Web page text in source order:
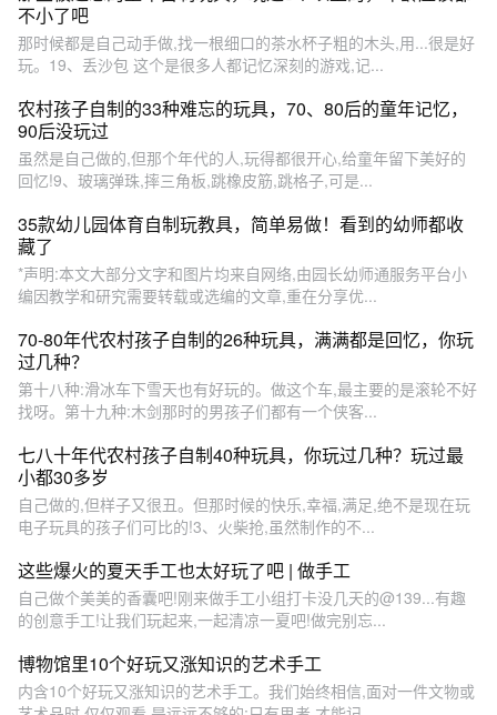
不小了吧
那时候都是自己动手做,找一根细口的茶水杯子粗的木头,用...很是好
玩。19、丢沙包 这个是很多人都记忆深刻的游戏,记...
农村孩子自制的33种难忘的玩具，70、80后的童年记忆，
90后没玩过
虽然是自己做的,但那个年代的人,玩得都很开心,给童年留下美好的
回忆!9、玻璃弹珠,摔三角板,跳橡皮筋,跳格子,可是...
35款幼儿园体育自制玩教具，简单易做！看到的幼师都收
藏了
*声明:本文大部分文字和图片均来自网络,由园长幼师通服务平台小
编因教学和研究需要转载或选编的文章,重在分享优...
70-80年代农村孩子自制的26种玩具，满满都是回忆，你玩
过几种？
第十八种:滑冰车下雪天也有好玩的。做这个车,最主要的是滚轮不好
找呀。第十九种:木剑那时的男孩子们都有一个侠客...
七八十年代农村孩子自制40种玩具，你玩过几种？玩过最
小都30多岁
自己做的,但样子又很丑。但那时候的快乐,幸福,满足,绝不是现在玩
电子玩具的孩子们可比的!3、火柴抢,虽然制作的不...
这些爆火的夏天手工也太好玩了吧 | 做手工
自己做个美美的香囊吧!刚来做手工小组打卡没几天的@139...有趣
的创意手工!让我们玩起来,一起清凉一夏吧!做完别忘...
博物馆里10个好玩又涨知识的艺术手工
内含10个好玩又涨知识的艺术手工。我们始终相信,面对一件文物或